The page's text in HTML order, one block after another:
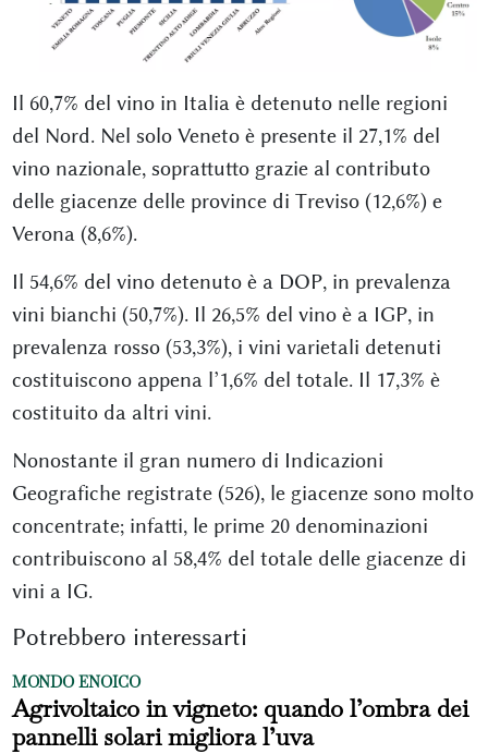
Il 60,7% del vino in Italia è detenuto nelle regioni
del Nord. Nel solo Veneto è presente il 27,1% del
vino nazionale, soprattutto grazie al contributo
delle giacenze delle province di Treviso (12,6%) e
Verona (8,6%).
Il 54,6% del vino detenuto è a DOP, in prevalenza
vini bianchi (50,7%). Il 26,5% del vino è a IGP, in
prevalenza rosso (53,3%), i vini varietali detenuti
costituiscono appena l’1,6% del totale. Il 17,3% è
costituito da altri vini.
Nonostante il gran numero di Indicazioni
Geografiche registrate (526), le giacenze sono molto
concentrate; infatti, le prime 20 denominazioni
contribuiscono al 58,4% del totale delle giacenze di
vini a IG.
Potrebbero interessarti
MONDO ENOICO
Agrivoltaico in vigneto: quando l’ombra dei
pannelli solari migliora l’uva